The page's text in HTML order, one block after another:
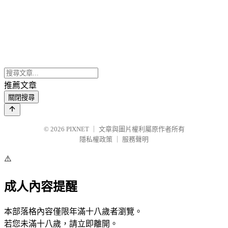
推薦文章
關閉搜尋
© 2026 PIXNET
文章與圖片權利屬原作者所有
隱私權政策
服務聲明
⚠️
成人內容提醒
本部落格內容僅限年滿十八歲者瀏覽。
若您未滿十八歲，請立即離開。